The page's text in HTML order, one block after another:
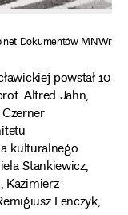
Dokumentów MNWr
powstał 10
Alfred Jahn,
kulturalnego
Stankiewicz,
Kazimierz
Lenczyk,